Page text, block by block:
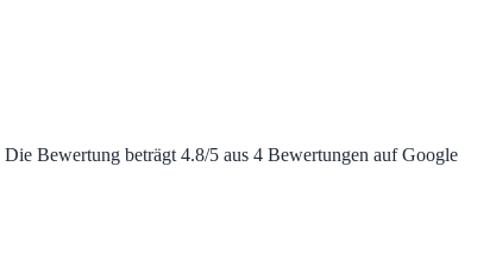
Bewertung beträgt 4.8/5 aus 4 Bewertungen auf Google